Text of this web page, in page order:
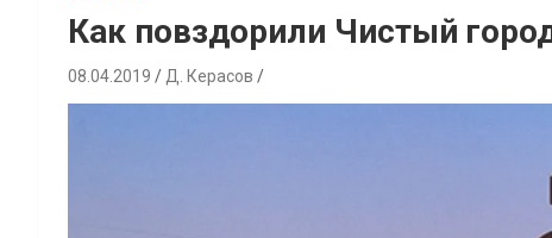
Как повздорили Чистый
08.04.2019 Д. Керасов